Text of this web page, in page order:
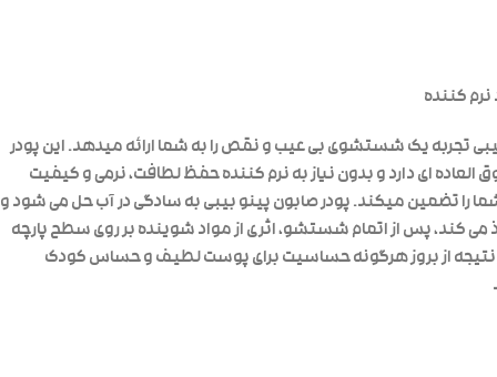
نرم کننده
تجربه یک شستشوی بی عیب و نقص را به شما ارائه میدهد. این پودر
العاده ای دارد و بدون نیاز به نرم کننده حفظ لطافت، نرمی و کیفیت
را تضمین میکند. پودر صابون پینو بیبی به سادگی در آب حل می شود و
می کند، پس از اتمام شستشو، اثری از مواد شوینده بر روی سطح پارچه
نتیجه از بروز هرگونه حساسیت برای پوست لطیف و حساس کودک